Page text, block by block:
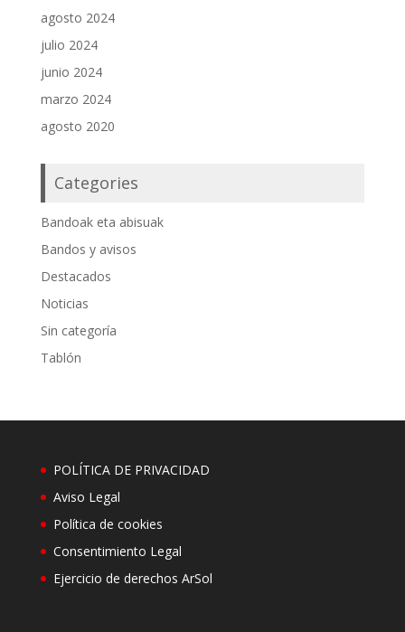
agosto 2024
julio 2024
junio 2024
marzo 2024
agosto 2020
Categories
Bandoak eta abisuak
Bandos y avisos
Destacados
Noticias
Sin categoría
Tablón
POLÍTICA DE PRIVACIDAD
Aviso Legal
Política de cookies
Consentimiento Legal
Ejercicio de derechos ArSol